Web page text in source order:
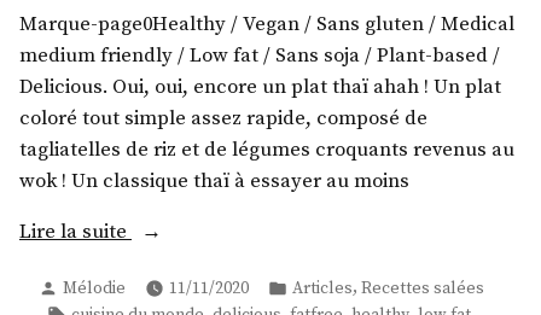
coco
Marque-page0Healthy / Vegan / Sans gluten / Medical
medium friendly / Low fat / Sans soja / Plant-based /
Delicious. Oui, oui, encore un plat thaï ahah ! Un plat
coloré tout simple assez rapide, composé de
tagliatelles de riz et de légumes croquants revenus au
wok ! Un classique thaï à essayer au moins
Lire la suite
« Un
thai
Publié
Mélodie 11/11/2020
Publié
Articles, Recettes salées